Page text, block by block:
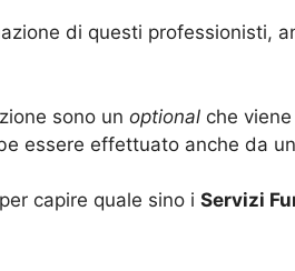
di questi professionisti,
sono un optional che
essere effettuato anche da
capire quale sino i Servizi